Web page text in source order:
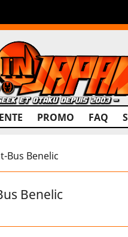
PROMO FAQ
Bus Benelic
Benelic